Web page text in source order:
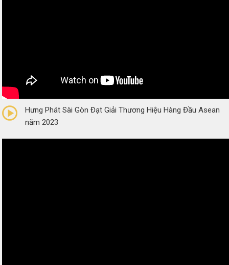
(0 Reviews)
Hưng Phát Sài Gòn Đạt Giải Thương Hiệu Hàng Đầu Asean
năm 2023